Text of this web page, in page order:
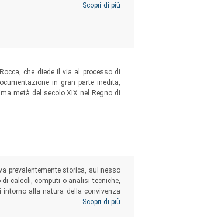
attorno alle questioni di genere, alla
Scopri di più
che diede il via al processo di
in gran parte inedita,
metà del secolo XIX nel Regno di
prevalentemente storica, sul nesso
calcoli, computi o analisi tecniche,
alla natura della convivenza
(cosiddette) neutrali degli
Scopri di più